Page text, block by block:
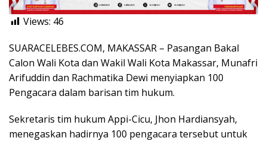
Views: 46
SUARACELEBES.COM, MAKASSAR – Pasangan Bakal
Calon Wali Kota dan Wakil Wali Kota Makassar, Munafri
Arifuddin dan Rachmatika Dewi menyiapkan 100
Pengacara dalam barisan tim hukum.
Sekretaris tim hukum Appi-Cicu, Jhon Hardiansyah,
menegaskan hadirnya 100 pengacara tersebut untuk